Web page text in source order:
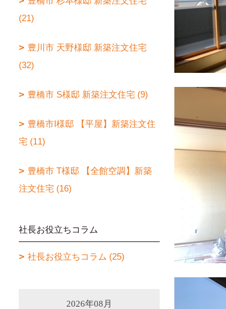
(21)
豊川市 天野様邸 新築注文住宅
(32)
豊橋市 S様邸 新築注文住宅 (9)
豊橋市I様邸 【平屋】新築注文住
宅 (11)
豊橋市 T様邸 【全館空調】新築
注文住宅 (16)
社長お役立ちコラム
社長お役立ちコラム (25)
2026年08月